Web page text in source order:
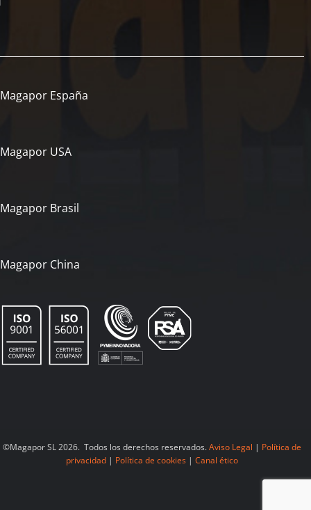
Magapor España
Magapor USA
Magapor Brasil
Magapor China
©Magapor SL 2026. Todos los derechos reservados.Aviso Legal | Política de
privacidad | Política de cookies | Canal ético